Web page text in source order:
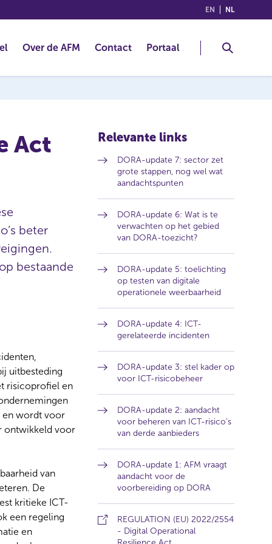
EN (ENGLISH)
NL
Over de AFM Contact Portaal
Act
beter
bestaande
uitbesteding
risicoprofiel en
en wordt voor
ontwikkeld voor
van
De
kritieke ICT-
een regeling
en
Relevante links
DORA-update 7: sector zet
grote stappen, nog wel wat
aandachtspunten
DORA-update 6: Wat is te
verwachten op het gebied
van DORA-toezicht?
DORA-update 5: toelichting
op testen van digitale
operationele weerbaarheid
DORA-update 4: ICT-
gerelateerde incidenten
DORA-update 3: stel kader op
voor ICT-risicobeheer
DORA-update 2: aandacht
voor beheren van ICT-risico’s
van derde aanbieders
DORA-update 1: AFM vraagt
aandacht voor de
voorbereiding op DORA
REGULATION (EU) 2022/2554
- Digital Operational